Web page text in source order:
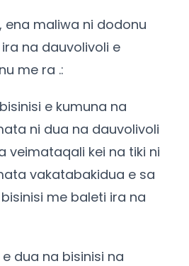
ena maliwa ni dodonu
na dauvolivoli e
me ra .:
e kumuna na
ni dua na dauvolivoli
veimataqali kei na tiki ni
vakatabakidua e sa
me baleti ira na
dua na bisinisi na